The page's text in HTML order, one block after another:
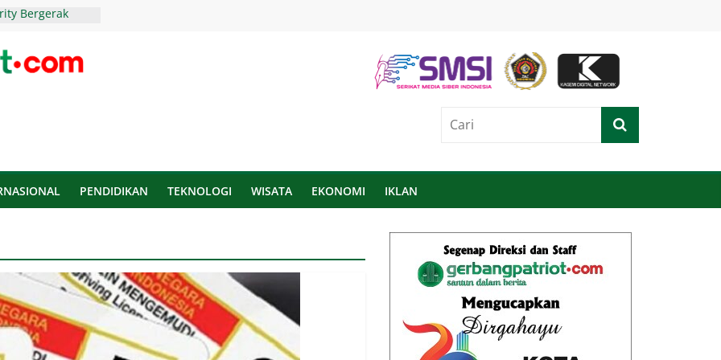
Bergerak
Terus
80 Ribu
Tunjukkan
PENDIDIKAN TEKNOLOGI WISATA EKONOMI IKLAN